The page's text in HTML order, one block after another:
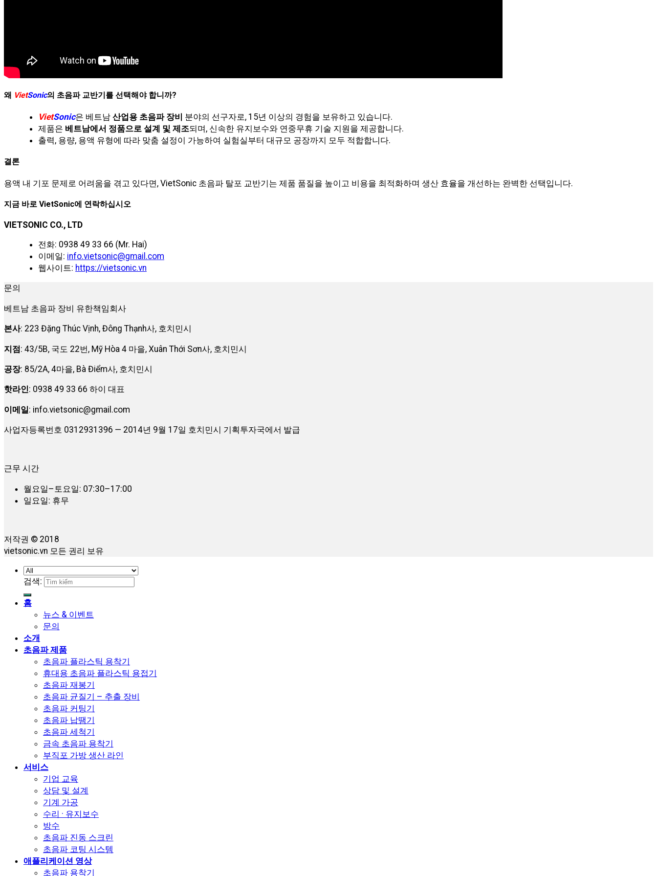
왜 VietSonic의 초음파 교반기를 선택해야 합니까?
VietSonic은 베트남 산업용 초음파 장비 분야의 선구자로, 15년 이상의 경험을 보유하고 있습니다.
제품은 베트남에서 정품으로 설계 및 제조되며, 신속한 유지보수와 연중무휴 기술 지원을 제공합니다.
출력, 용량, 용액 유형에 따라 맞춤 설정이 가능하여 실험실부터 대규모 공장까지 모두 적합합니다.
결론
용액 내 기포 문제로 어려움을 겪고 있다면, VietSonic 초음파 탈포 교반기는 제품 품질을 높이고 비용을 최적화하며 생산 효율을 개선하는 완벽한 선택입니다.
지금 바로 VietSonic에 연락하십시오
VIETSONIC CO., LTD
전화: 0938 49 33 66 (Mr. Hai)
이메일: info.vietsonic@gmail.com
웹사이트: https://vietsonic.vn
문의
베트남 초음파 장비 유한책임회사
본사: 223 Đặng Thúc Vịnh, Đông Thạnh사, 호치민시
지점: 43/5B, 국도 22번, Mỹ Hòa 4 마을, Xuân Thới Sơn사, 호치민시
공장: 85/2A, 4마을, Bà Điểm사, 호치민시
핫라인: 0938 49 33 66 하이 대표
이메일: info.vietsonic@gmail.com
사업자등록번호 0312931396 — 2014년 9월 17일 호치민시 기획투자국에서 발급
근무 시간
월요일–토요일: 07:30–17:00
일요일: 휴무
저작권 © 2018
vietsonic.vn 모든 권리 보유
검색:
홈
뉴스 & 이벤트
문의
소개
초음파 제품
초음파 플라스틱 용착기
휴대용 초음파 플라스틱 용접기
초음파 재봉기
초음파 균질기 – 추출 장비
초음파 커팅기
초음파 납땜기
초음파 세척기
금속 초음파 용착기
부직포 가방 생산 라인
서비스
기업 교육
상담 및 설계
기계 가공
수리 · 유지보수
방수
초음파 진동 스크린
초음파 코팅 시스템
애플리케이션 영상
초음파 용착기